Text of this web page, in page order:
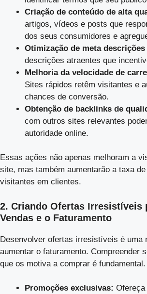
Criação de conteúdo de alta
artigos, vídeos e posts que
dos seus consumidores e
Otimização de meta
descrições atraentes que
Melhoria da velocidade de
Sites rápidos retêm visitantes e
chances de conversão.
Obtenção de backlinks de
com outros sites relevantes
autoridade online.
Essas ações não apenas melhoram a
site, mas também aumentarão a taxa
visitantes em clientes.
2. Criando Ofertas Irresistíveis
Vendas e o Faturamento
Desenvolver ofertas irresistíveis é uma
aumentar o faturamento. Compreender
que os motiva a comprar é
Promoções exclusivas: